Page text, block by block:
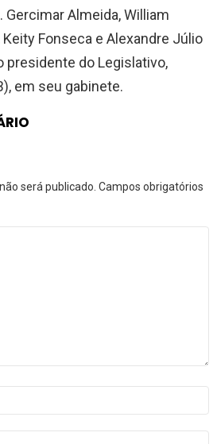
Gercimar Almeida, William
Fonseca e Alexandre Júlio
presidente do Legislativo,
em seu gabinete.
será publicado. Campos obrigatórios